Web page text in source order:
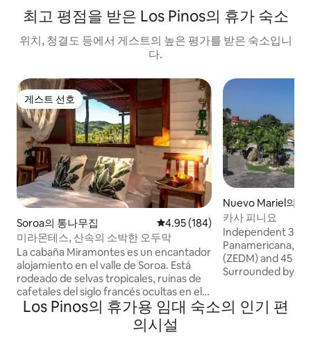
최고 평점을 받은 Los Pinos의 휴가 숙소
위치, 청결도 등에서 게스트의 높은 평가를 받은 숙소입니
다.
게스트 선호
게스트 선호
Soroa의 통나무집 평점 4.95점(5점 만점), 후기 184
4.95 (184)
미라몬테스, 산속의 소박한 오두막
La cabaña Miramontes es un encantador
alojamiento en el valle de Soroa. Está
rodeado de selvas tropicales, ruinas de
cafetales del siglo francés ocultas en el
bosque, senderos, piscinas naturales,
cascadas y una biodiversidad de las más
interesantes del país. La paz y la belleza
Nuevo Mariel의 집
카사 피니요
Independent 3-
Panamericana,
(ZEDM) and 45
Surrounded by
unique
balcony and sea
Los Pinos의 휴가용 임대 숙소의 인기 편
의시설